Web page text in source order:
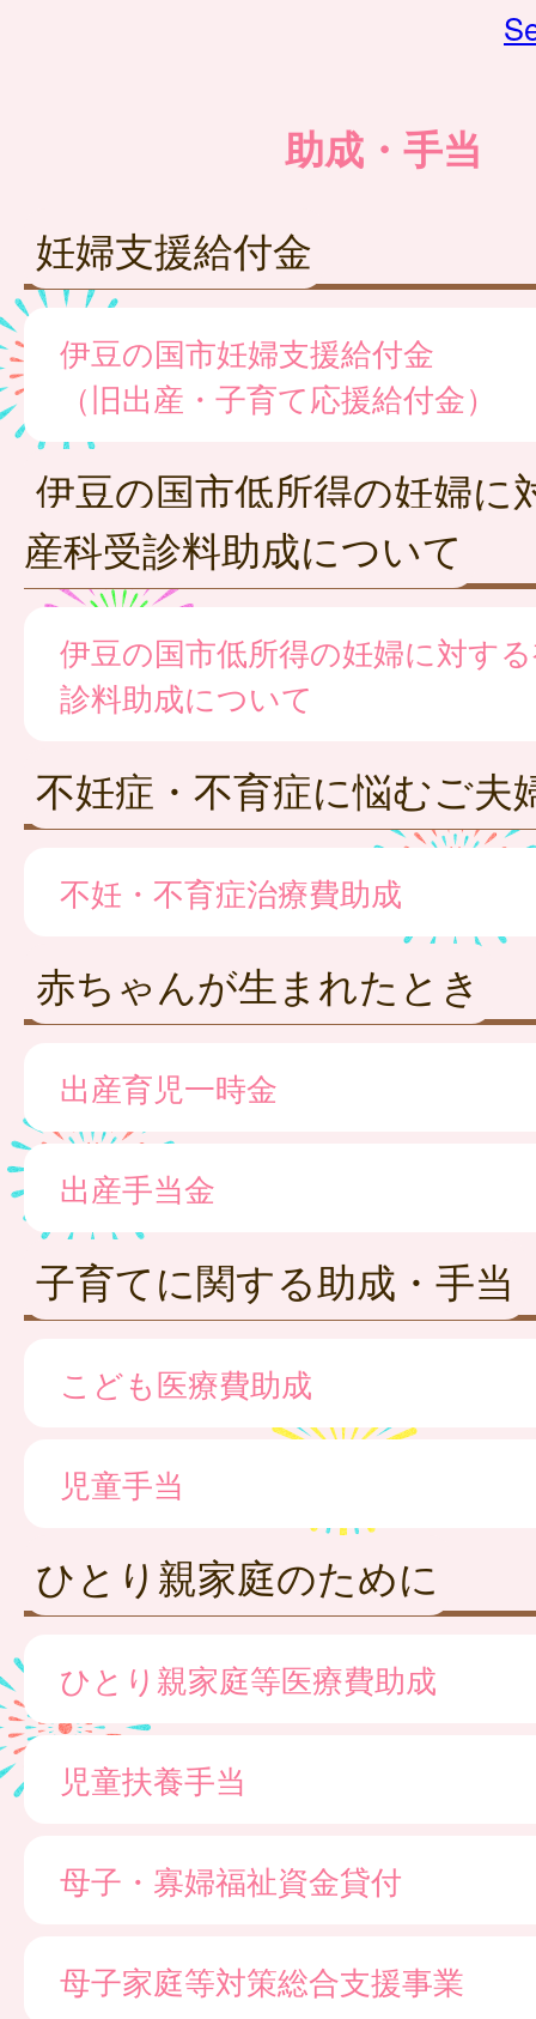
助成・手当
妊婦支援給付金
伊豆の国市妊婦支援給付金
（旧出産・子育て応援給付金）
伊豆の国市低所得の妊婦に
産科受診料助成について
伊豆の国市低所得の妊婦に対す
診料助成について
不妊症・不育症に悩むご夫
不妊・不育症治療費助成
赤ちゃんが生まれたとき
出産育児一時金
出産手当金
子育てに関する助成・手当
こども医療費助成
児童手当
ひとり親家庭のために
ひとり親家庭等医療費助成
児童扶養手当
母子・寡婦福祉資金貸付
母子家庭等対策総合支援事業